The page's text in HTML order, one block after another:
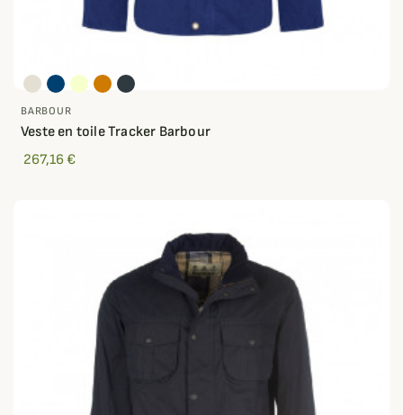
BARBOUR
Veste en toile Tracker Barbour
267,16 €